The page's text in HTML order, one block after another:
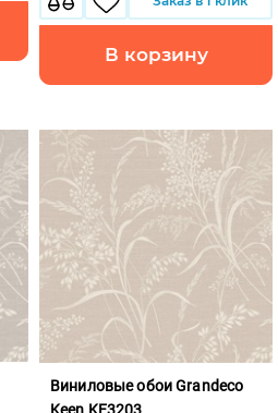
В корзину
Виниловые обои Grandeco